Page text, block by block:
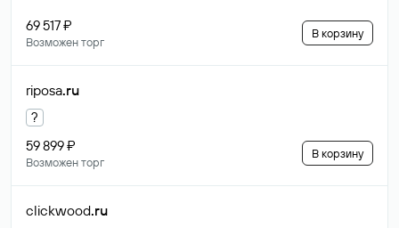
69 517 ₽
Возможен торг
В корзину
riposa.ru
?
59 899 ₽
Возможен торг
В корзину
clickwood.ru